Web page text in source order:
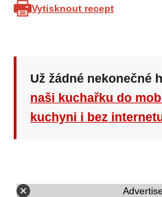
Vytisknout recept
Už žádné nekonečné
naši kuchařku do
kuchyni i bez